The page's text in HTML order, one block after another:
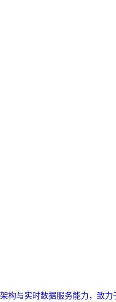
与实时数据服务能力，致力